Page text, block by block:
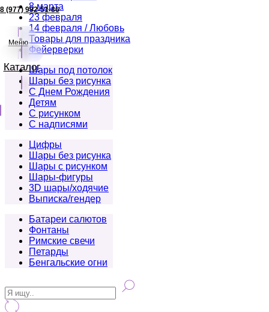
8 (977) 992-51-86
Меню
Каталог
8 марта
23 февраля
14 февраля / Любовь
Товары для праздника
Фейерверки
Шары под потолок
Шары без рисунка
С Днем Рождения
Детям
С рисунком
С надписями
Цифры
Шары без рисунка
Шары с рисунком
Шары-фигуры
3D шары/ходячие
Выписка/гендер
Батареи салютов
Фонтаны
Римские свечи
Петарды
Бенгальские огни